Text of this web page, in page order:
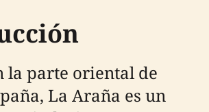
la parte oriental de
La Araña es un